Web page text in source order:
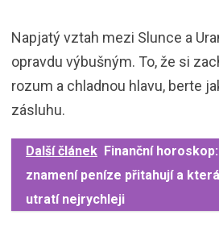
Napjatý vztah mezi Slunce a
opravdu výbušným. To, že si
rozum a chladnou hlavu, berte
zásluhu.
Další článek Finanční
znamení peníze přitahují a
utratí nejrychleji